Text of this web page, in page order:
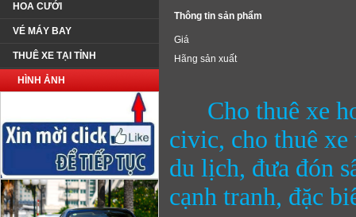
HOA CƯỚI
VÉ MÁY BAY
THUÊ XE TẠI TỈNH
HÌNH ẢNH
Thông tin sản phẩm
Giá
Hãng sản xuất
Cho thuê xe
civic, cho thuê
du lịch, đưa đón
cạnh tranh, đặc